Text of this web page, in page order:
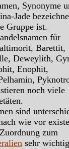
Synonyme
Jade
Gruppe ist.
für
Barettit,
Deweylith,
Enophit,
noch viele
sind
wie vor
zum
sehr